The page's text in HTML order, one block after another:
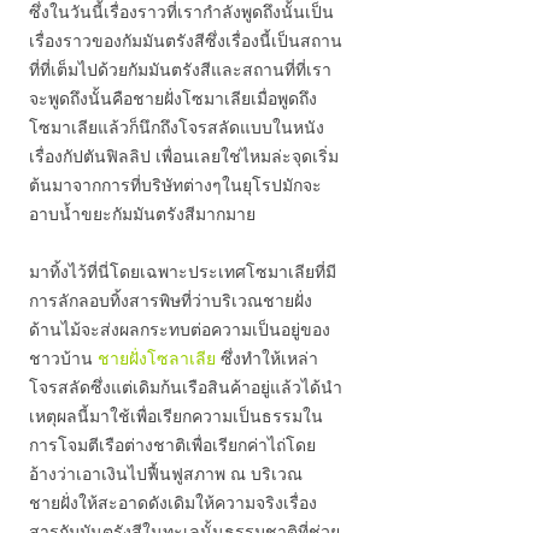
ซึ่งในวันนี้เรื่องราวที่เรากำลังพูดถึงนั้นเป็น
เรื่องราวของกัมมันตรังสีซึ่งเรื่องนี้เป็นสถาน
ที่ที่เต็มไปด้วยกัมมันตรังสีและสถานที่ที่เรา
จะพูดถึงนั้นคือชายฝั่งโซมาเลียเมื่อพูดถึง
โซมาเลียแล้วก็นึกถึงโจรสลัดแบบในหนัง
เรื่องกัปตันฟิลลิป เพื่อนเลยใช่ไหมล่ะจุดเริ่ม
ต้นมาจากการที่บริษัทต่างๆในยุโรปมักจะ
อาบน้ำขยะกัมมันตรังสีมากมาย
มาทิ้งไว้ที่นี่โดยเฉพาะประเทศโซมาเลียที่มี
การลักลอบทิ้งสารพิษที่ว่าบริเวณชายฝั่ง
ด้านไม้จะส่งผลกระทบต่อความเป็นอยู่ของ
ชาวบ้าน ชายฝั่งโซลาเลีย ซึ่งทำให้เหล่า
โจรสลัดซึ่งแต่เดิมก้นเรือสินค้าอยู่แล้วได้นำ
เหตุผลนี้มาใช้เพื่อเรียกความเป็นธรรมใน
การโจมตีเรือต่างชาติเพื่อเรียกค่าไถ่โดย
อ้างว่าเอาเงินไปฟื้นฟูสภาพ ณ บริเวณ
ชายฝั่งให้สะอาดดังเดิมให้ความจริงเรื่อง